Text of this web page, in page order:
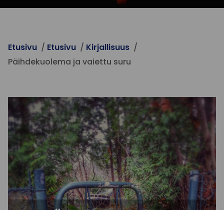
Etusivu Etusivu
Kirjallisuus
Päihdekuolema ja vaiettu suru